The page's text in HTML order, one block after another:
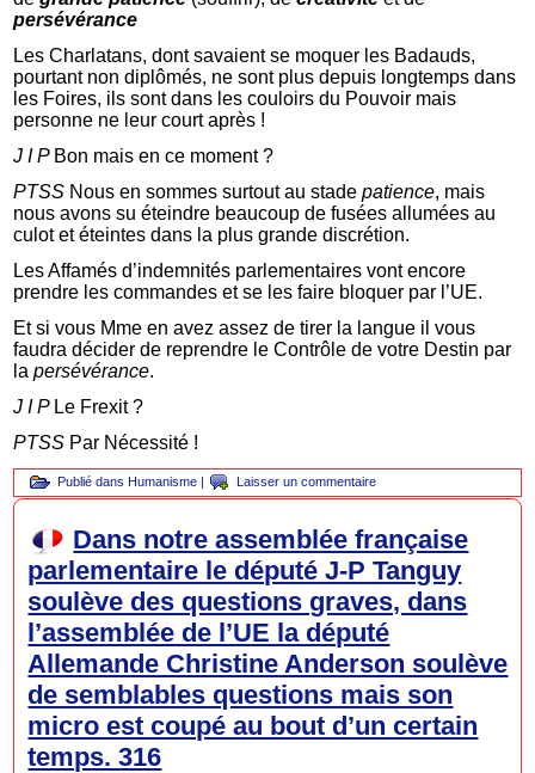
persévérance
Les Charlatans, dont savaient se moquer les Badauds,
pourtant non diplômés, ne sont plus depuis longtemps dans
les Foires, ils sont dans les couloirs du Pouvoir mais
personne ne leur court après !
J I P Bon mais en ce moment ?
PTSS Nous en sommes surtout au stadepatience, mais
nous avons su éteindre beaucoup de fusées allumées au
culot et éteintes dans la plus grande discrétion.
Les Affamés d’indemnités parlementaires vont encore
prendre les commandes et se les faire bloquer par l’UE.
Et si vous Mme en avez assez de tirer la langue il vous
faudra décider de reprendre le Contrôle de votre Destin par
lapersévérance.
J I P Le Frexit ?
PTSS Par Nécessité !
Publié dans Humanisme | Laisser un commentaire
Dans notre assemblée française
parlementaire le député J-P Tanguy
soulève des questions graves, dans
l’assemblée de l’UE la député
Allemande Christine Anderson soulève
de semblables questions mais son
micro est coupé au bout d’un certain
temps. 316